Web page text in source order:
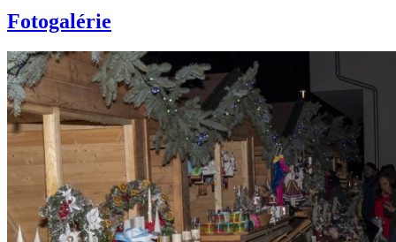
Fotogalérie